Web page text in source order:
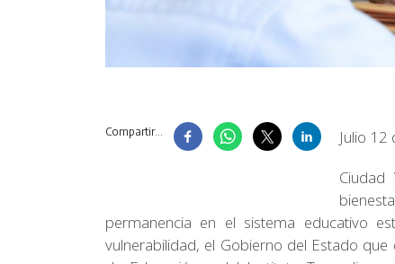
Compartir...
Julio 12
permanencia en el sistema educativo
vulnerabilidad, el Gobierno del Estado